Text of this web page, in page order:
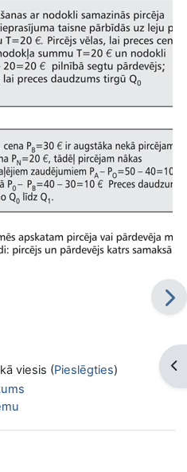
viesis (Pieslēgties)